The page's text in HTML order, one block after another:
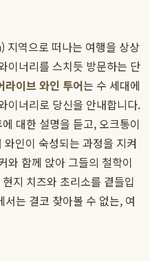
지역으로 떠나는 여행을 상상
이너리를 스치듯 방문하는 단
라이브 와인 투어는 수 세대에
이너리로 당신을 안내합니다.
대한 설명을 듣고, 오크통이
인이 숙성되는 과정을 지켜
와 함께 앉아 그들의 철학이
지 치즈와 초리소를 곁들입
는 결코 찾아볼 수 없는, 여